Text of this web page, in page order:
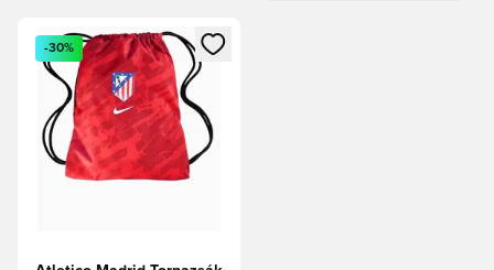
Megnyit egy modált a bejelentkezéshez vagy a tagként
-30%